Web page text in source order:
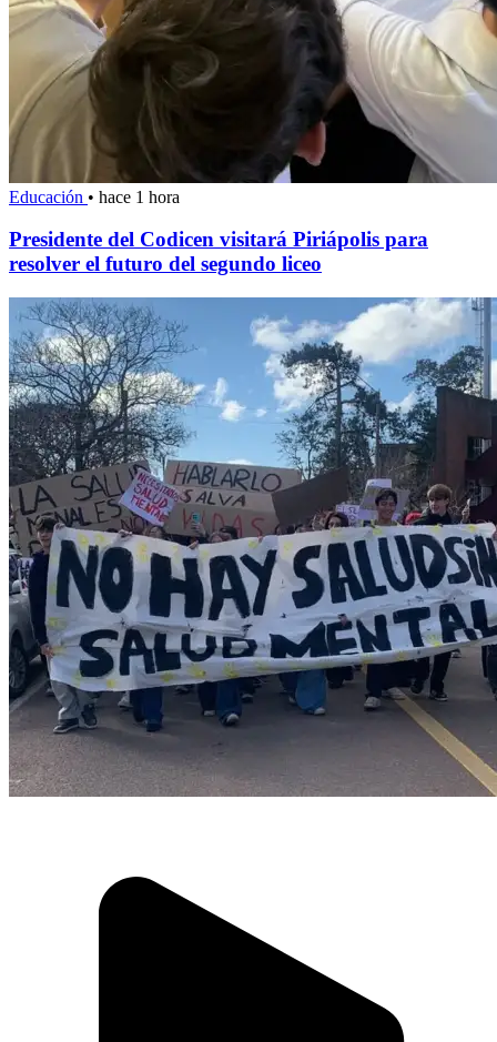
Educación • hace 1 hora
Presidente del Codicen visitará Piriápolis para
resolver el futuro del segundo liceo